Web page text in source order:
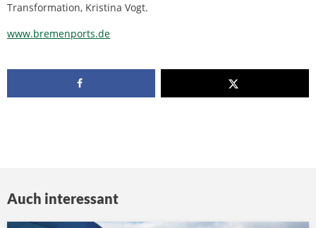
Transformation, Kristina Vogt.
www.bremenports.de
Auch interessant